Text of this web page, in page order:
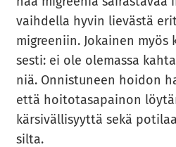
vaih­del­la hyvin lie­väs­tä
migree­niin. Jo­kai­nen
ses­ti: ei ole ole­mas­sa
niä. On­nis­tu­neen hoi­don
että hoi­to­ta­sa­pai­non
kär­si­väl­li­syyt­tä sekä
sil­ta.